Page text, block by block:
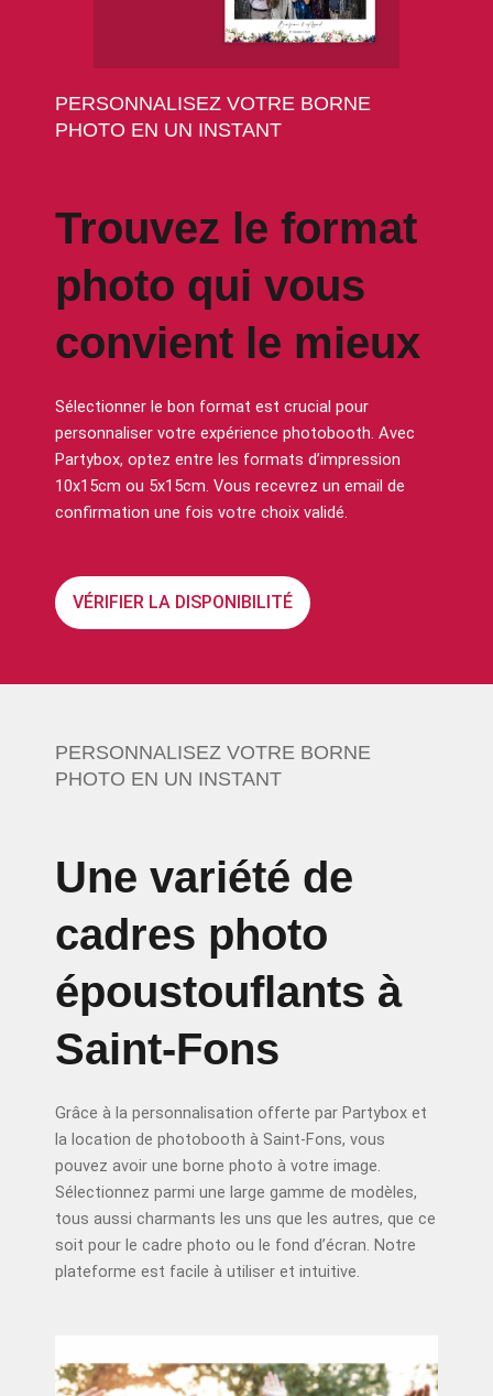
PERSONNALISEZ VOTRE BORNE
PHOTO EN UN INSTANT
Trouvez le format
photo qui vous
convient le mieux
Sélectionner le bon format est crucial pour
personnaliser votre expérience photobooth. Avec
Partybox, optez entre les formats d’impression
10x15cm ou 5x15cm. Vous recevrez un email de
confirmation une fois votre choix validé.
VÉRIFIER LA DISPONIBILITÉ
PERSONNALISEZ VOTRE BORNE
PHOTO EN UN INSTANT
Une variété de
cadres photo
époustouflants à
Saint-Fons
Grâce à la personnalisation offerte par Partybox et
la location de photobooth à Saint-Fons, vous
pouvez avoir une borne photo à votre image.
Sélectionnez parmi une large gamme de modèles,
tous aussi charmants les uns que les autres, que ce
soit pour le cadre photo ou le fond d’écran. Notre
plateforme est facile à utiliser et intuitive.